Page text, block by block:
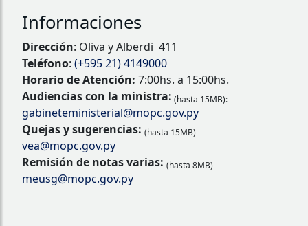
Informaciones
Dirección: Oliva y Alberdi 411
Teléfono: (+595 21) 4149000
Horario de Atención: 7:00hs. a 15:00hs.
Audiencias con la ministra: (hasta 15MB):
gabineteministerial@mopc.gov.py
Quejas y sugerencias: (hasta 15MB)
vea@mopc.gov.py
Remisión de notas varias: (hasta 8MB)
meusg@mopc.gov.py